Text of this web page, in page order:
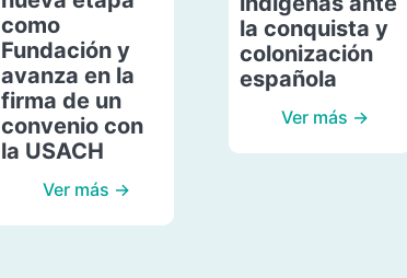
como
Fundación y
avanza en la
firma de un
convenio con
la USACH
Ver más →
la conquista y
colonización
española
Ver más →